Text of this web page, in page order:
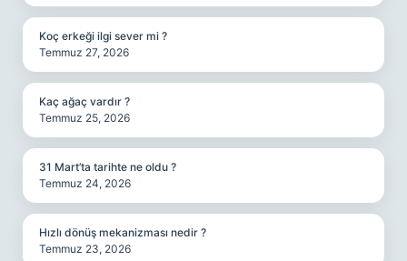
Koç erkeği ilgi sever mi ?
Temmuz 27, 2026
Kaç ağaç vardır ?
Temmuz 25, 2026
31 Mart’ta tarihte ne oldu ?
Temmuz 24, 2026
Hızlı dönüş mekanizması nedir ?
Temmuz 23, 2026